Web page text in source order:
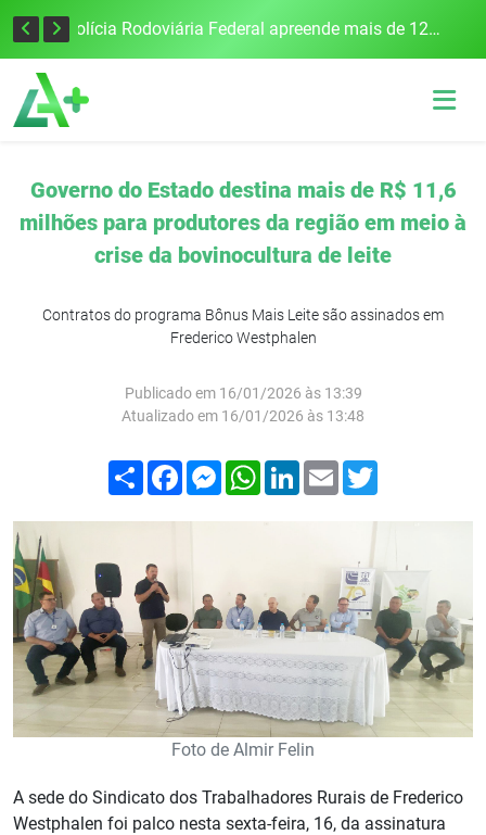
Tecnologia inovadora desenvolvida na UFSM/FW utiliza drones e IA para monitorar a qualidade da água Polícia Rodoviária Federal apreende mais de 120 quilos de maconha na BR-386, em Frederico Westphalen
Governo do Estado destina mais de R$ 11,6
milhões para produtores da região em meio à
crise da bovinocultura de leite
Contratos do programa Bônus Mais Leite são assinados em
Frederico Westphalen
Publicado em 16/01/2026 às 13:39
Atualizado em 16/01/2026 às 13:48
Compartilhar
FacebookMessenger
WhatsApp
LinkedIn
Email
Foto de Almir Felin
A sede do Sindicato dos Trabalhadores Rurais de Frederico
Westphalen foi palco nesta sexta-feira, 16, da assinatura